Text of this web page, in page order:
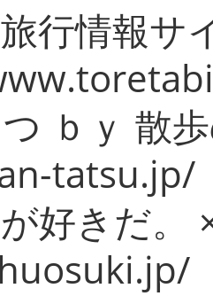
行情報サ
ｂｙ 散
tatsu.jp/
好きだ。